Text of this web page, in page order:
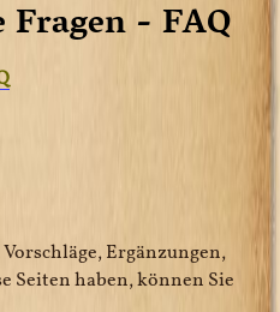
Fragen - FAQ
Ergänzungen,
Seiten haben, können Sie